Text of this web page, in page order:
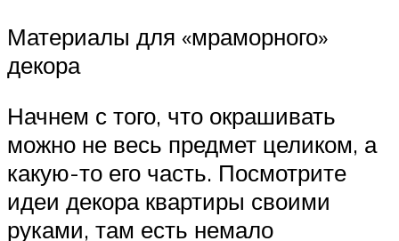
Материалы для «мраморного»
декора
Начнем с того, что окрашивать
можно не весь предмет целиком, а
какую-то его часть. Посмотрите
идеи декора квартиры своими
руками, там есть немало